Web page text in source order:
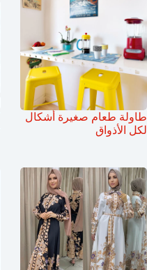
طاولة طعام صغيرة أشكال
لكل الأذواق